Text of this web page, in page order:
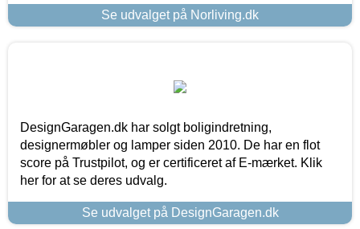
Se udvalget på Norliving.dk
DesignGaragen.dk har solgt boligindretning,
designermøbler og lamper siden 2010. De har en flot
score på Trustpilot, og er certificeret af E-mærket. Klik
her for at se deres udvalg.
Se udvalget på DesignGaragen.dk